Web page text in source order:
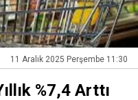
11 Aralık 2025 Perşembe 11:30
%7,4 Arttı